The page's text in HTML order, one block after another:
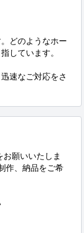
どのようなホー
しています。
速なご対応をさ
願いいたしま
作、納品をご希